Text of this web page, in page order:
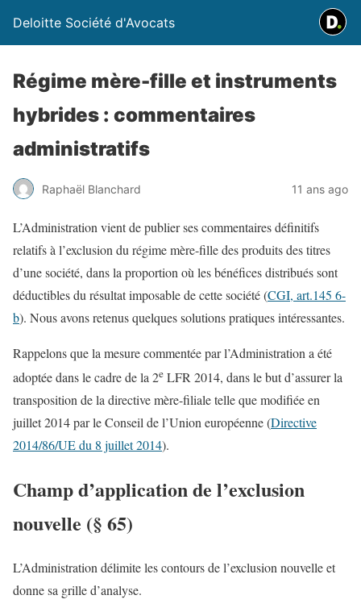
Deloitte Société d'Avocats
Régime mère-fille et instruments
hybrides : commentaires
administratifs
Raphaël Blanchard 11 ans ago
L’Administration vient de publier ses commentaires définitifs
relatifs à l’exclusion du régime mère-fille des produits des titres
d’une société, dans la proportion où les bénéfices distribués sont
déductibles du résultat imposable de cette société (CGI, art.145 6-
b). Nous avons retenus quelques solutions pratiques intéressantes.
Rappelons que la mesure commentée par l’Administration a été
adoptée dans le cadre de la 2e LFR 2014, dans le but d’assurer la
transposition de la directive mère-filiale telle que modifiée en
juillet 2014 par le Conseil de l’Union européenne (Directive
2014/86/UE du 8 juillet 2014).
Champ d’application de l’exclusion
nouvelle (§ 65)
L’Administration délimite les contours de l’exclusion nouvelle et
donne sa grille d’analyse.